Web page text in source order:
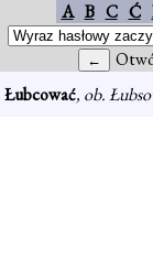
A B C Ć
Łubcować, ob.